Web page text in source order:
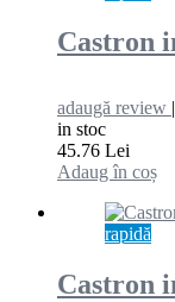
Castron
adaugă review
in stoc
45.76 Lei
Adaug în coș
rapidă
Castron